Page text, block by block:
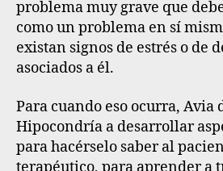
problema muy grave que
como un problema en sí
existan signos de estrés o de
asociados a él.
Para cuando eso ocurra, Avia
Hipocondría a desarrollar
para hacérselo saber al
terapéutico, para aprender a